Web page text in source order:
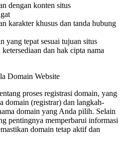
dengan konten situs
karakter khusus dan tanda hubung
yang tepat sesuai tujuan situs
dan hak cipta nama
Domain Website
proses registrasi domain, yang
domain (registrar) dan langkah-
domain yang Anda pilih. Selain
pentingnya memperbarui informasi
domain tetap aktif dan